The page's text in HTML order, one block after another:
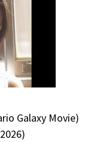
Galaxy Movie)